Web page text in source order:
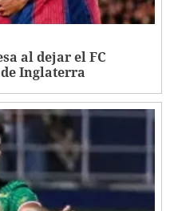
al dejar el FC
Inglaterra